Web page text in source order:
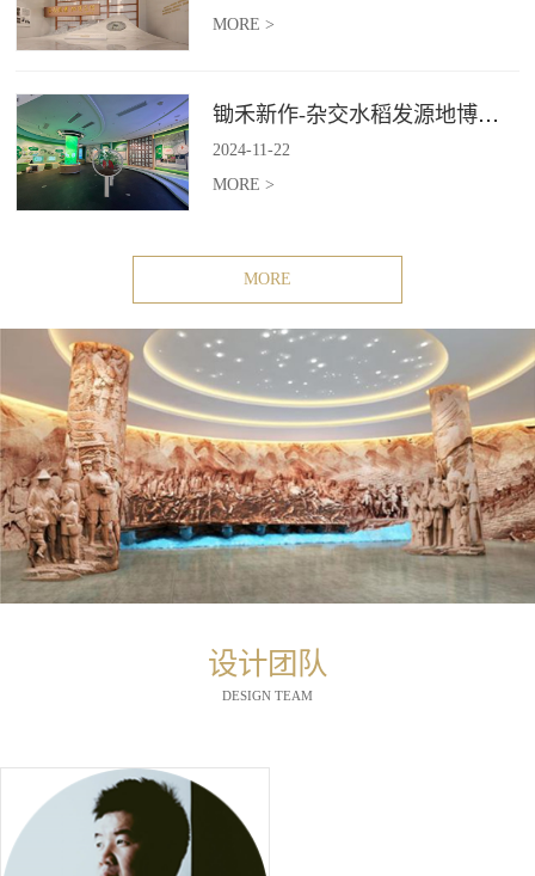
MORE >
锄禾新作-杂交水稻发源地博物苑，欢迎前去打卡体验
2024-11 -22
MORE >
MORE
设计团队
DESIGN TEAM